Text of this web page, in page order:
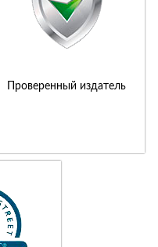
Проверенный издатель